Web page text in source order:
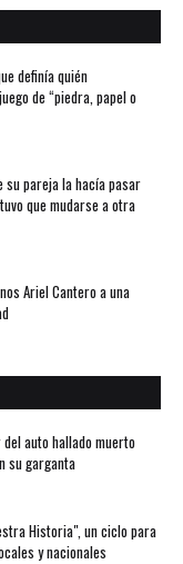
definía quién
de “piedra, papel o
su pareja la hacía pasar
que mudarse a otra
Ariel Cantero a una
auto hallado muerto
su garganta
Historia", un ciclo para
y nacionales